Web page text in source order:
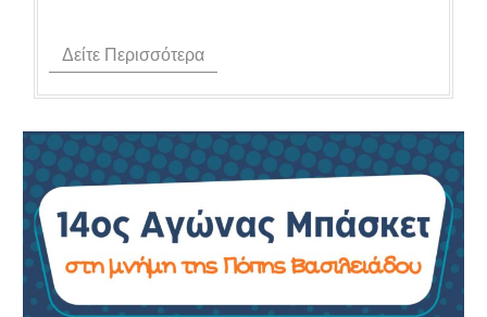
Δείτε Περισσότερα